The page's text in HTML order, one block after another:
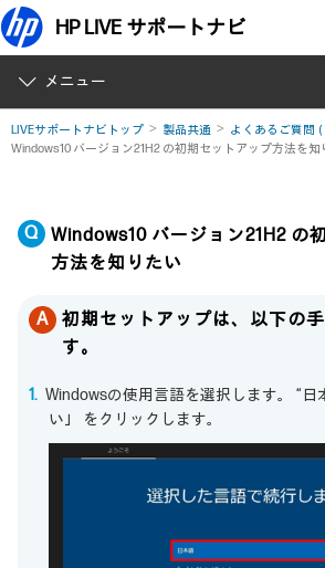
HP LIVE サポートナビ
メニュー
LIVEサポートナビトップ 製品共通
よくあるご質問
Windows10 バージョン21H2 の初期セットアップ方法を知
Windows10 バージョン21H2 の
方法を知りたい
初期セットアップは、以下の
す。
Windowsの使用言語を選択します。 “日
い」 をクリックします。